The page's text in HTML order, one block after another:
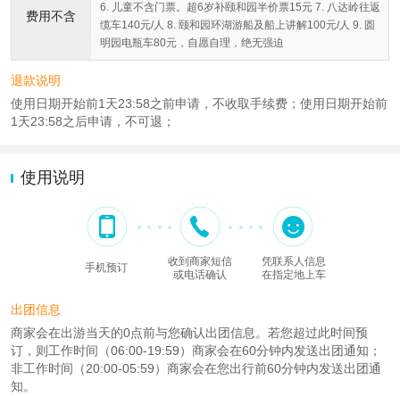
费用不含
6. 儿童不含门票。超6岁补颐和园半价票15元 7. 八达岭往返
缆车140元/人 8. 颐和园环湖游船及船上讲解100元/人 9. 圆
明园电瓶车80元，自愿自理，绝无强迫
退款说明
使用日期开始前1天23:58之前申请，不收取手续费；使用日期开始前
1天23:58之后申请，不可退；
使用说明
手机预订
收到商家短信
或电话确认
凭联系人信息
在指定地上车
出团信息
商家会在出游当天的0点前与您确认出团信息。若您超过此时间预
订，则工作时间（06:00-19:59）商家会在60分钟内发送出团通知；
非工作时间（20:00-05:59）商家会在您出行前60分钟内发送出团通
知。